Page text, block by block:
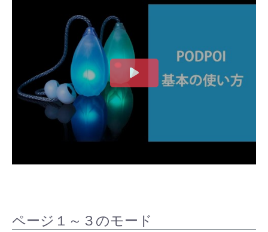
ページ１～３のモード